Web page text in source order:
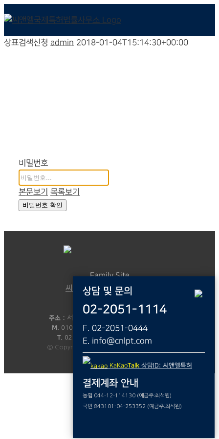
상담 및 문의
02-2051-1114
F. 02-2051-0444
E. info@cnlpt.com
KaKaoTalk 상담ID: 씨앤엘특허
결제계좌 안내
농협 044-12-114130 (예금주:최석원)
국민 843101-04-253352 (예금주:최석원)
상표검색신청 admin 2018-01-04T15:14:30+00:00
비밀번호
본문보기 목록보기
비밀번호 확인
Family Site
씨앤엘국제특허법률사무소
대표 :변리사 최석원
주소 : 서울시 금천구 디지털로 9길 46,208호
M. 010-8805-8425E.info@cnlpt.com
T. 02)2051-1114F. 02)2051-0444
© Copyright - C&L - Powered by 49week